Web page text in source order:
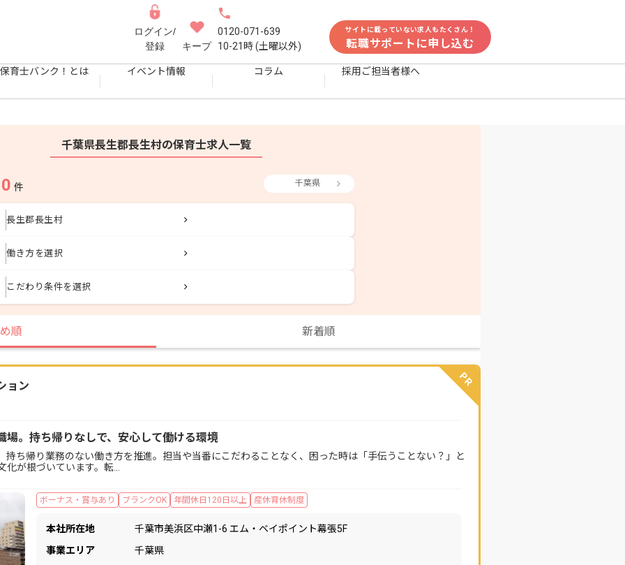
ログイン/
登録
キープ
0120-071-639
10-21時 (土曜以外)
サイトに載っていない求人もたくさん！
転職サポートに申し込む
保育士バンク！とは イベント情報 コラム 採用ご担当者様へ
千葉県長生郡長生村の保育士求人一覧
0 件 千葉県
長生郡長生村
働き方を選択
こだわり条件を選択
順 新着順
PR
ョン
場。持ち帰りなしで、安心して働ける環境
ボーナス・賞与あり ブランクOK 年間休日120日以上 産休育休制度
持ち帰り業務のない働き方を推進。担当や当番にこだわることなく、困った時は「手伝うことない？」と
が根づいています。転…
本社所在地
千葉市美浜区中瀬1-6 エム・ベイポイント幕張5F
事業エリア
千葉県